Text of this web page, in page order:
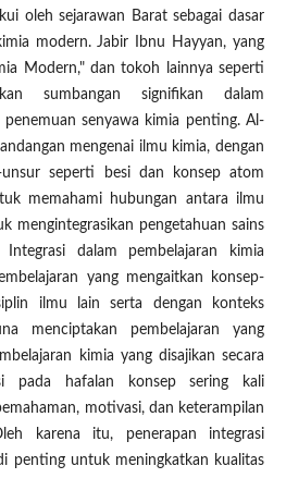
oleh sejarawan Barat sebagai dasar
modern. Jabir Ibnu Hayyan, yang
Modern," dan tokoh lainnya seperti
sumbangan signifikan dalam
senyawa kimia penting. Al-
mengenai ilmu kimia, dengan
unsur seperti besi dan konsep atom
memahami hubungan antara ilmu
mengintegrasikan pengetahuan sains
dalam pembelajaran kimia
yang mengaitkan konsep-
ilmu lain serta dengan konteks
menciptakan pembelajaran yang
kimia yang disajikan secara
pada hafalan konsep sering kali
motivasi, dan keterampilan
karena itu, penerapan integrasi
penting untuk meningkatkan kualitas